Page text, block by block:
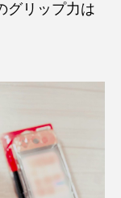
グリップ力は